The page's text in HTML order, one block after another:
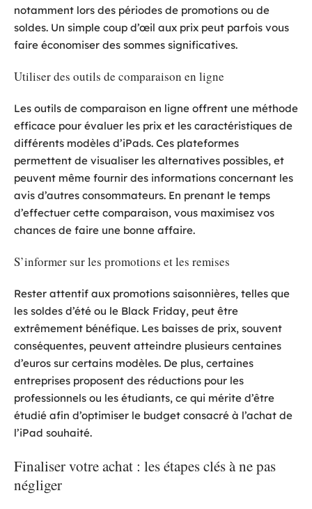
notamment lors des périodes de promotions ou de
soldes. Un simple coup d’œil aux prix peut parfois vous
faire économiser des sommes significatives.
Utiliser des outils de comparaison en ligne
Les outils de comparaison en ligne offrent une méthode
efficace pour évaluer les prix et les caractéristiques de
différents modèles d’iPads. Ces plateformes
permettent de visualiser les alternatives possibles, et
peuvent même fournir des informations concernant les
avis d’autres consommateurs. En prenant le temps
d’effectuer cette comparaison, vous maximisez vos
chances de faire une bonne affaire.
S’informer sur les promotions et les remises
Rester attentif aux promotions saisonnières, telles que
les soldes d’été ou le Black Friday, peut être
extrêmement bénéfique. Les baisses de prix, souvent
conséquentes, peuvent atteindre plusieurs centaines
d’euros sur certains modèles. De plus, certaines
entreprises proposent des réductions pour les
professionnels ou les étudiants, ce qui mérite d’être
étudié afin d’optimiser le budget consacré à l’achat de
l’iPad souhaité.
Finaliser votre achat : les étapes clés à ne pas
négliger